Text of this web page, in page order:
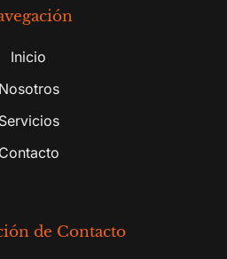
Inicio
Nosotros
Servicios
Contacto
de Contacto